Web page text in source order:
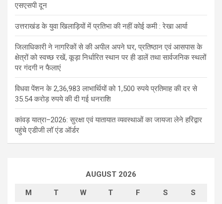
एसएसपी दून
उत्तराखंड के युवा खिलाड़ियों में प्रतिभा की नहीं कोई कमी : रेखा आर्या
जिलाधिकारी ने नागरिकों से की अपील अपने घर, प्रतिष्ठान एवं आसपास के
क्षेत्रों को स्वच्छ रखें, कूड़ा निर्धारित स्थान पर ही डालें तथा सार्वजनिक स्थलों
पर गंदगी न फैलाएं
विधवा पेंशन के 2,36,983 लाभार्थियों को 1,500 रुपये प्रतिमाह की दर से
35.54 करोड़ रुपये की दी गई धनराशि
कांवड़ यात्रा–2026: सुरक्षा एवं यातायात व्यवस्थाओं का जायजा लेने हरिद्वार
पहुंचे एडीजी लॉ एंड ऑर्डर
AUGUST 2026
M T W T F S S